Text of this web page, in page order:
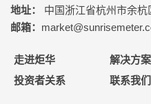
地址：
中国浙江省杭州市余
邮箱：
走进炬华 解决方案
投资者关系
联系我们